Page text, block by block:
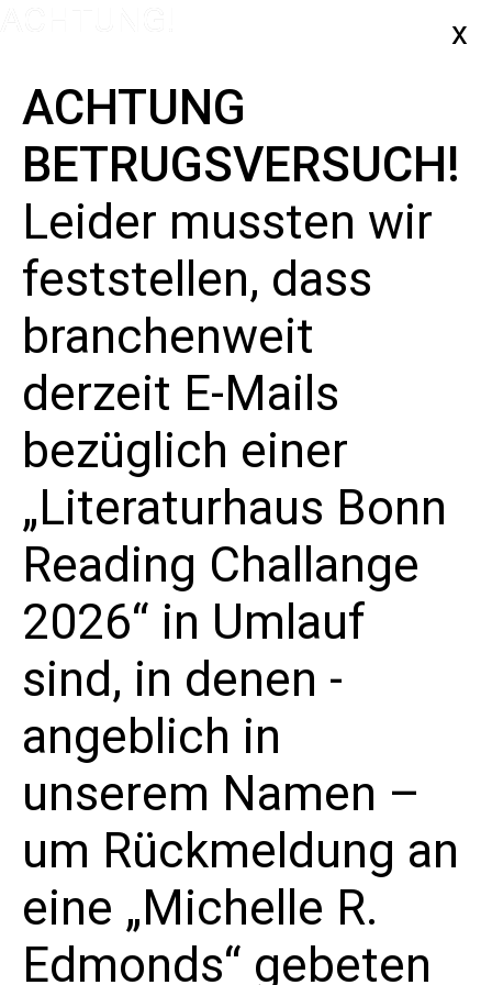
ZURÜCK ZUR ÜBERSICHT
SAMUEL MEFFIRE
»ICH, EIN SACHSE«
Freitag, 16. Juni 2023, 19.30 Uhr
Collegium Leoninum, Alte Kirche
MIT LOTHAR
KITTSTEIN
ACHTUNG
BETRUGSVERSUCH!
Leider mussten wir
feststellen, dass
branchenweit
derzeit E-Mails
bezüglich einer
„Literaturhaus Bonn
Reading Challange
2026“ in Umlauf
sind, in denen -
angeblich in
unserem Namen –
um Rückmeldung an
eine „Michelle R.
Edmonds“ gebeten